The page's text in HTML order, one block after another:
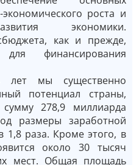
роста и
экономики.
как и прежде,
финансирования
лет мы существенно
потенциал страны,
278,9 миллиарда
размеры заработной
1,8 раза. Кроме этого, в
около 30 тысяч
мест. Общая площадь